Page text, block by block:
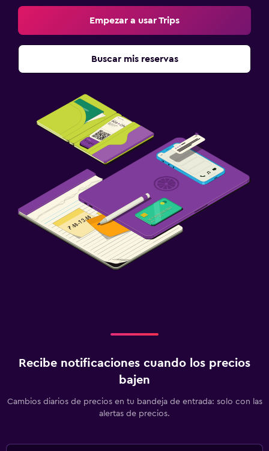
Empezar a usar Trips
Buscar mis reservas
Recibe notificaciones cuando los precios
bajen
Cambios diarios de precios en tu bandeja de entrada: solo con las
alertas de precios.